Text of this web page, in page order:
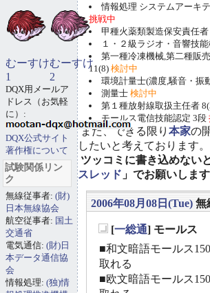
情報処理 システムアーキ
挑戦中
甲種火薬類製造保安責任者
１・２級ラジオ・音響技
第一種冷凍機械,第二種販
11(8) 検討中
環境計量士(濃度,騒音・振
測量士 検討中
第１種放射線取扱主任者
モールス電信技能認定 3段
また、できる限り 本家の
したいと考えております。
ツッコミに書き込めない
スレッド 」でお願いします
2006年08月08日(Tue) 無
[一総通] モールス
■和文暗語モールス
取れる
■欧文暗語モールス
むーすけ
1
むーすけ
2
DQX用メールア
ドレス（お気軽
に）:
DQX公式サイト
著作権について
試験関係リン
ク
無線従事者: (財)
日本無線協会
航空従事者: 国土
交通省
電気通信: (財)日
本データ通信協
会
情報処理: (独)情